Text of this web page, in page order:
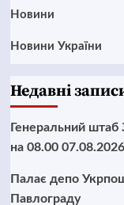
Новини
Новини України
Недавні
Генеральний штаб
на 08.00 07.08.2026
Палає депо
Павлограду